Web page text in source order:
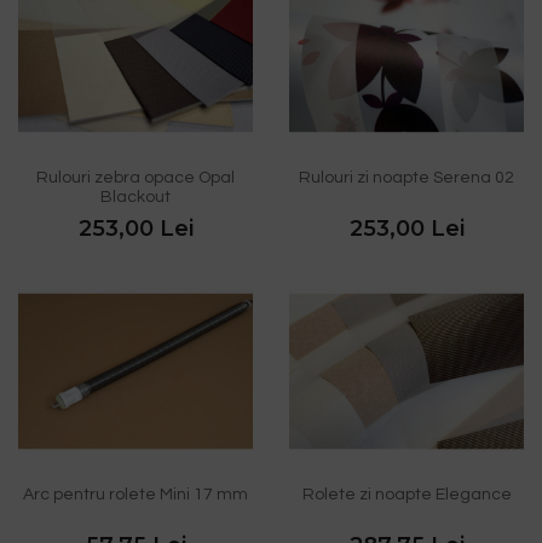
Rulouri zebra opace Opal
Blackout
253,00 Lei
Rulouri zi noapte Serena 02
253,00 Lei
Arc pentru rolete Mini 17 mm Rolete zi noapte Elegance